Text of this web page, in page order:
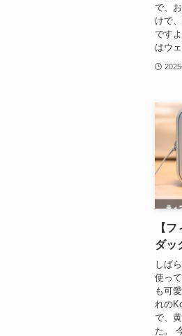
で、
けで
です
はウ
【
ダッ
しば
使っ
も可
れの
で、
た。